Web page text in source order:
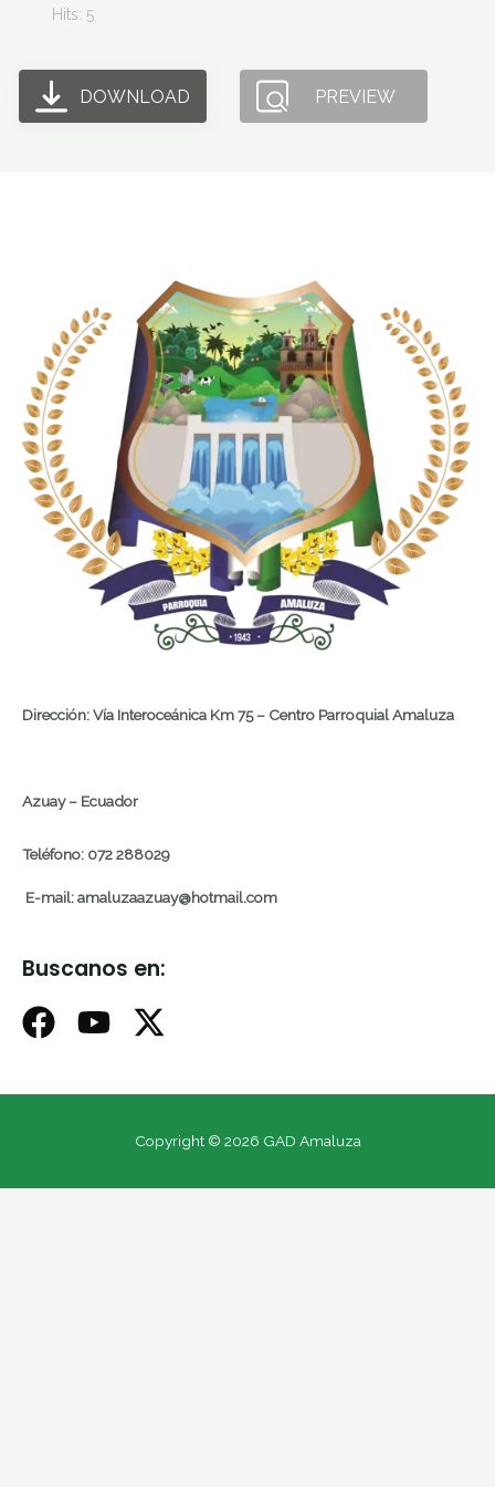
Hits: 5
DOWNLOAD PREVIEW
Dirección: Vía Interoceánica Km 75 – Centro Parroquial Amaluza
Azuay – Ecuador
Teléfono: 072 288029
E-mail: amaluzaazuay@hotmail.com
Buscanos en:
Copyright © 2026 GAD Amaluza